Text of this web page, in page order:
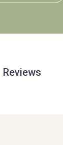
Reviews